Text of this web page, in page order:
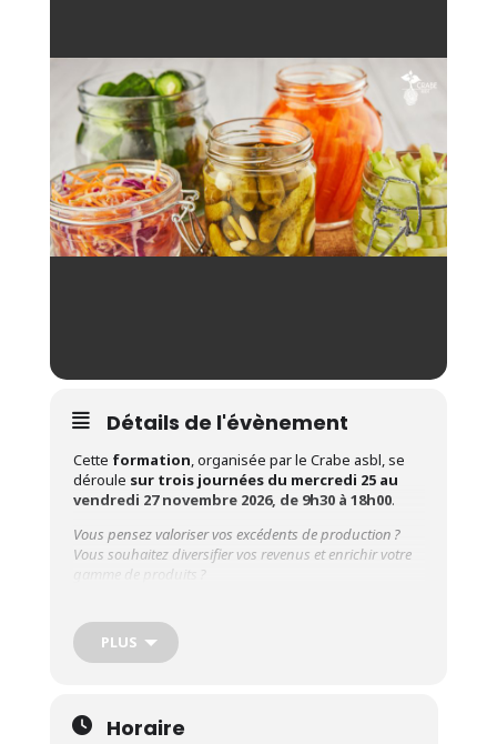
Détails de l'évènement
Cette formation, organisée par le Crabe asbl, se
déroule sur trois journées du mercredi 25 au
vendredi 27 novembre 2026, de 9h30 à 18h00.
Vous pensez valoriser vos excédents de production ?
Vous souhaitez diversifier vos revenus et enrichir votre
gamme de produits ?
ajoutée et prolonger les ventes.
Public cible: Maraichers professionnels et
(DiversiFERM, Artisans-transformateurs)
PLUS
Horaire